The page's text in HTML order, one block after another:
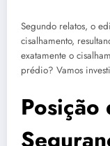
Segundo relatos, o
cisalhamento,
exatamente o
prédio? Vamos
Posição